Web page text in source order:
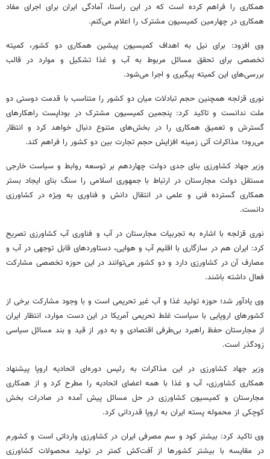
همکاری را فراهم کرده است که در این راستا، آمادگی ایران برای اجرای مفاد
همکاری در چهارمین کمیسیون مشترک را اعلام می‌کنم.
وی افزود: برای نیل به اهداف کمیسیون پیشین همکاری دو کشور، کمیته
تخصصی برای تحقق مسائل مربوط به آب و غذا تشکیل و موارد در قالب
بررسی‌های این کمیته پیگیری و اجرا می‌شود.
نوری قزلجه همچنین حجم تبادلات میان دو کشور را متناسب با قدمت دوستی دو
ملت ندانست و تاکید کرد: پنجمین کمیسیون مشترک در بوداپست راهکارهای
گسترش و تعمیق همکاری را در بخش‌های متنوع دنبال خواهد کرد و انتظار
می‌رود؛ مذاکرات آتی زمینه افزایش حجم تجارت بین دو کشور را فراهم کند.
وزیر جهاد کشاورزی بنای جدی دولت چهاردهم بر توسعه روابط و سیاست خارجی
مستقل دولت مجارستان در ارتباط با جمهوری اسلامی را سنگ بنای ایجاد بستر
همکاری گسترده فنی و علمی در انتقال دانش و فناوری به ویژه در کشاورزی
دانست.
نوری قزلجه با اشاره به تجربیات مجارستان در آب و فناوری آب کشاورزی تصریح
کرد: ایران هم در سازگاری با اقلیم آب و هوایی، دستاوردهای قابل توجهی در آب و
مصارف آن در کشاورزی دارد و دو کشور می‌توانند در این حوزه تخصصی مشارکت
فعال داشته باشند.
وی یادآور شد؛ حوزه تولید غذا و آب غیر تحریمی است و با وجود مشارکت برخی از
کشورهای اروپایی با سیاست غلط تحریمی آمریکا در این دست موارد، انتظار ایران
از مجارستان حفظ راهبرد بی‌طرفی اقتصادی و به دور از قید و بند مسائل سیاسی
زودگذر است.
وزیر جهاد کشاورزی در این مذاکرات به رئیس دوره‌ای اتحادیه اروپا پیشنهاد
همکاری کشاورزی، آب و غذا با همه اعضای اتحادیه را مطرح کرد و از همکاری
مجارستان و کمیسیون کشاورزی در حل مسائل پیش آمده در صادرات بخش
کوچکی از محموله پسته ایران به اروپا قدردانی کرد.
وی تاکید کرد: بیشتر کود و سم مصرفی ایران در کشاورزی وارداتی است و کشورم
در مقایسه با بیشتر کشورها از آفت‌کش کمتر در تولید محصولات کشاورزی